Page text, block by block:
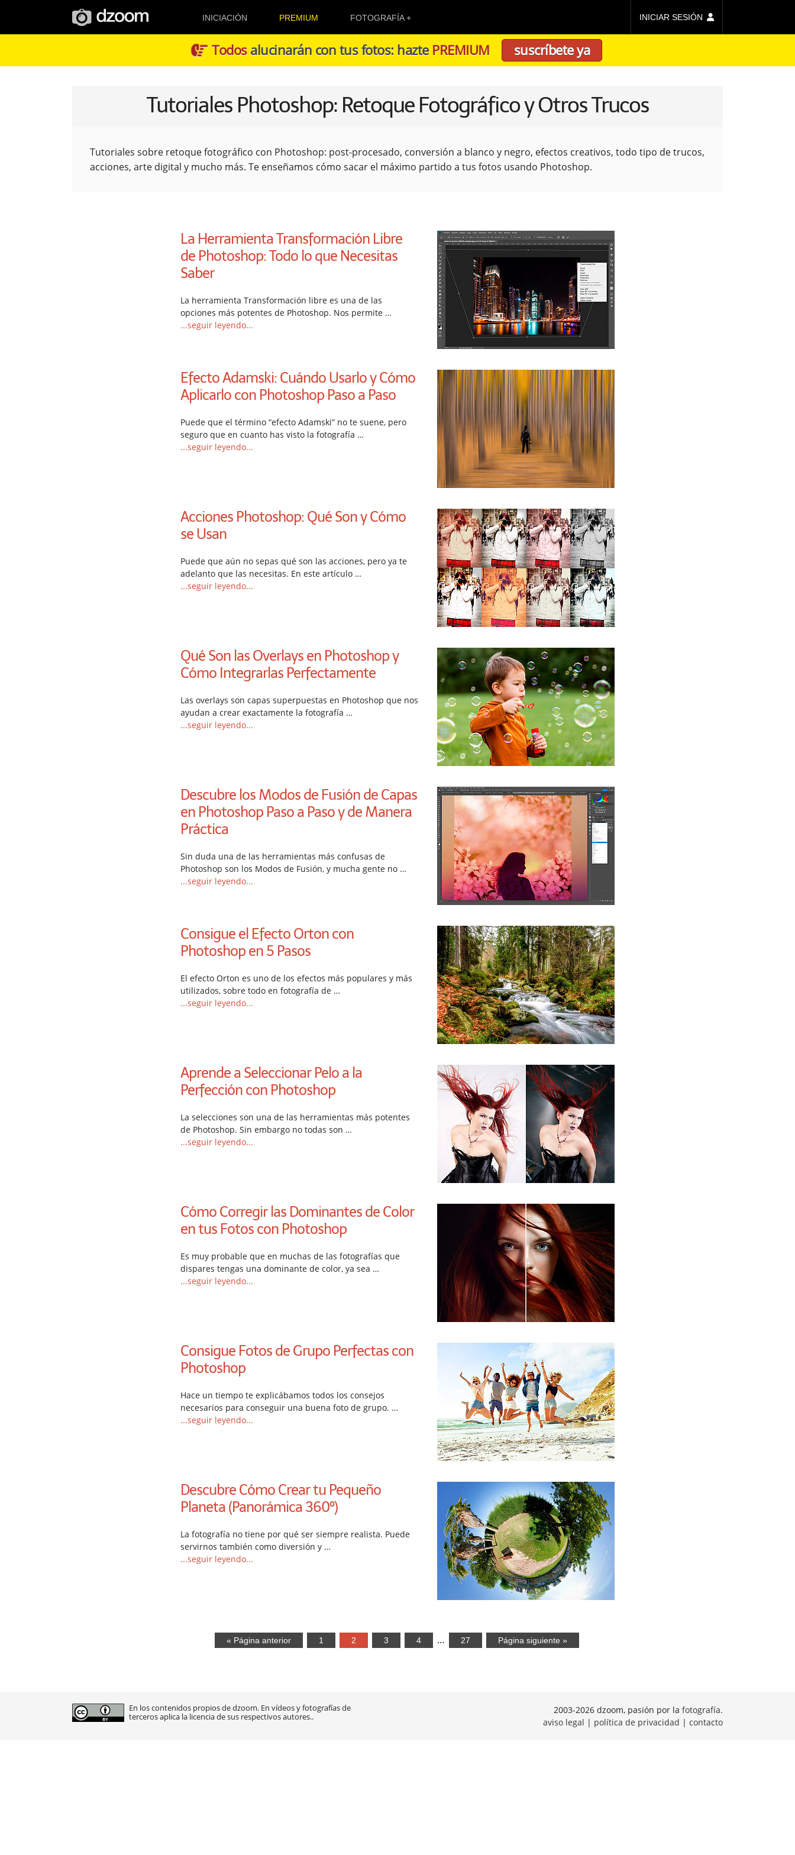
INICIACIÓN PREMIUM FOTOGRAFÍA INICIAR SESIÓN
Todosalucinarán con tus fotos: hazte PREMIUM suscríbete ya
Tutoriales Photoshop: Retoque Fotográfico y Otros Trucos
Tutoriales sobre retoque fotográfico con Photoshop: post-procesado, conversión a blanco y negro, efectos creativos, todo tipo de trucos,
acciones, arte digital y mucho más. Te enseñamos cómo sacar el máximo partido a tus fotos usando Photoshop.
La Herramienta Transformación Libre
de Photoshop: Todo lo que Necesitas
Saber
La herramienta Transformación libre es una de las
opciones más potentes de Photoshop. Nos permite …
...seguir leyendo...
Efecto Adamski: Cuándo Usarlo y Cómo
Aplicarlo con Photoshop Paso a Paso
Puede que el término “efecto Adamski” no te suene, pero
seguro que en cuanto has visto la fotografía …
...seguir leyendo...
Acciones Photoshop: Qué Son y Cómo
se Usan
Puede que aún no sepas qué son las acciones, pero ya te
adelanto que las necesitas. En este artículo …
...seguir leyendo...
Qué Son las Overlays en Photoshop y
Cómo Integrarlas Perfectamente
Las overlays son capas superpuestas en Photoshop que nos
ayudan a crear exactamente la fotografía …
...seguir leyendo...
Descubre los Modos de Fusión de Capas
en Photoshop Paso a Paso y de Manera
Práctica
Sin duda una de las herramientas más confusas de
Photoshop son los Modos de Fusión, y mucha gente no …
...seguir leyendo...
Consigue el Efecto Orton con
Photoshop en 5 Pasos
El efecto Orton es uno de los efectos más populares y más
utilizados, sobre todo en fotografía de …
...seguir leyendo...
Aprende a Seleccionar Pelo a la
Perfección con Photoshop
La selecciones son una de las herramientas más potentes
de Photoshop. Sin embargo no todas son …
...seguir leyendo...
Cómo Corregir las Dominantes de Color
en tus Fotos con Photoshop
Es muy probable que en muchas de las fotografías que
dispares tengas una dominante de color, ya sea …
...seguir leyendo...
Consigue Fotos de Grupo Perfectas con
Photoshop
Hace un tiempo te explicábamos todos los consejos
necesarios para conseguir una buena foto de grupo. …
...seguir leyendo...
Descubre Cómo Crear tu Pequeño
Planeta (Panorámica 360º)
La fotografía no tiene por qué ser siempre realista. Puede
servirnos también como diversión y …
...seguir leyendo...
« Página anterior 1 2 3 4 … 27 Página siguiente »
En los contenidos propios de dzoom. En vídeos y fotografías de
terceros aplica la licencia de sus respectivos autores..
2003-2026 dzoom, pasión por la fotografía.
aviso legal | política de privacidad | contacto